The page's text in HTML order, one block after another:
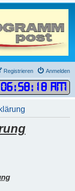
Anmelden
Registrieren
06:58: 19 AM